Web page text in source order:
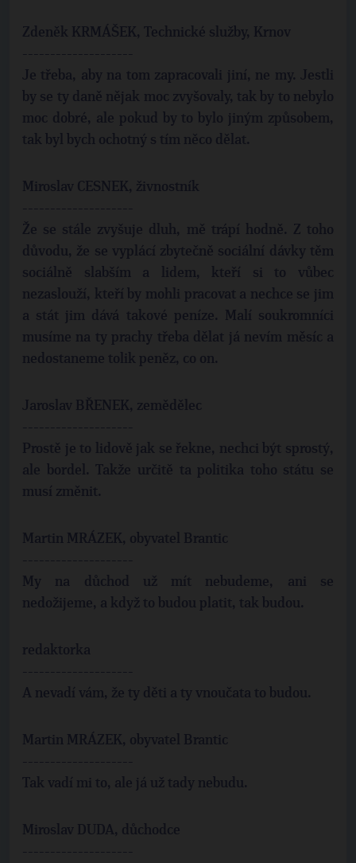
Zdeněk KRMÁŠEK, Technické služby, Krnov
--------------------
Je třeba, aby na tom zapracovali jiní, ne my. Jestli
by se ty daně nějak moc zvyšovaly, tak by to nebylo
moc dobré, ale pokud by to bylo jiným způsobem,
tak byl bych ochotný s tím něco dělat.
Miroslav CESNEK, živnostník
--------------------
Že se stále zvyšuje dluh, mě trápí hodně. Z toho
důvodu, že se vyplácí zbytečně sociální dávky těm
sociálně slabším a lidem, kteří si to vůbec
nezaslouží, kteří by mohli pracovat a nechce se jim
a stát jim dává takové peníze. Malí soukromníci
musíme na ty prachy třeba dělat já nevím měsíc a
nedostaneme tolik peněz, co on.
Jaroslav BŘENEK, zemědělec
--------------------
Prostě je to lidově jak se řekne, nechci být sprostý,
ale bordel. Takže určitě ta politika toho státu se
musí změnit.
Martin MRÁZEK, obyvatel Brantic
--------------------
My na důchod už mít nebudeme, ani se
nedožijeme, a když to budou platit, tak budou.
redaktorka
--------------------
A nevadí vám, že ty děti a ty vnoučata to budou.
Martin MRÁZEK, obyvatel Brantic
--------------------
Tak vadí mi to, ale já už tady nebudu.
Miroslav DUDA, důchodce
--------------------